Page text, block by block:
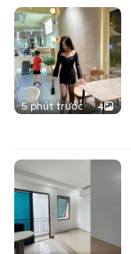
5 phút trước 4